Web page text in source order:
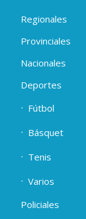
Regionales
Provinciales
Nacionales
Deportes
Fútbol
Básquet
Tenis
Varios
Policiales